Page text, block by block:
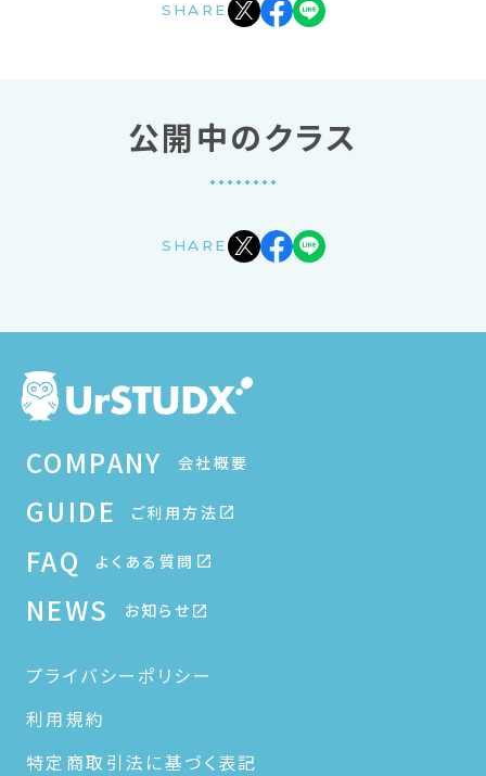
SHARE
公開中のクラス
SHARE
COMPANY 会社概要
GUIDE ご利用方法
FAQ よくある質問
NEWS お知らせ
プライバシーポリシー
利用規約
特定商取引法に基づく表記